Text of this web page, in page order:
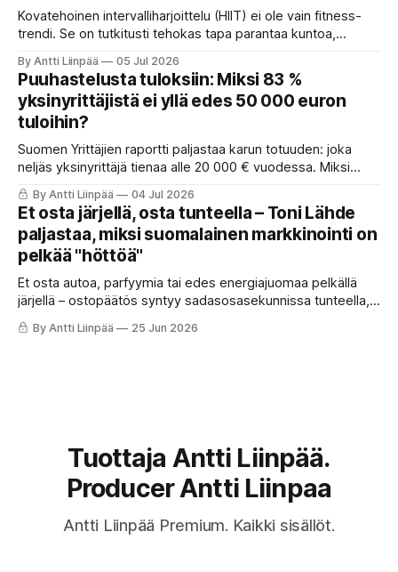
Kovatehoinen intervalliharjoittelu (HIIT) ei ole vain fitness-
trendi. Se on tutkitusti tehokas tapa parantaa kuntoa,
nostaa VO₂maxia, parantaa insuliiniherkkyyttä, laskee
verenpainetta ja tukee jopa aivoterveyttä pitkällä
tähtäimellä.
By Antti Liinpää 05 Jul 2026
Puuhastelusta tuloksiin: Miksi 83 %
yksinyrittäjistä ei yllä edes 50 000 euron
tuloihin?
Suomen Yrittäjien raportti paljastaa karun totuuden: joka
neljäs yksinyrittäjä tienaa alle 20 000 € vuodessa. Miksi
mukaan syy on suunnassa ja fokuksessa. Lue 4 askelta,
joilla käännät puuhastelun kannattavaksi ja otat itsen
johtamisen haltuun.
By Antti Liinpää 04 Jul 2026
Et osta järjellä, osta tunteella – Toni Lähde
paljastaa, miksi suomalainen markkinointi on
pelkää "höttöä"
Et osta autoa, parfyymia tai edes energiajuomaa pelkällä
järjellä – ostopäätös syntyy sadasosasekunnissa tunteella,
By Antti Liinpää 25 Jun 2026
Tuottaja Antti Liinpää.
Producer Antti Liinpaa
Antti Liinpää Premium. Kaikki sisällöt.